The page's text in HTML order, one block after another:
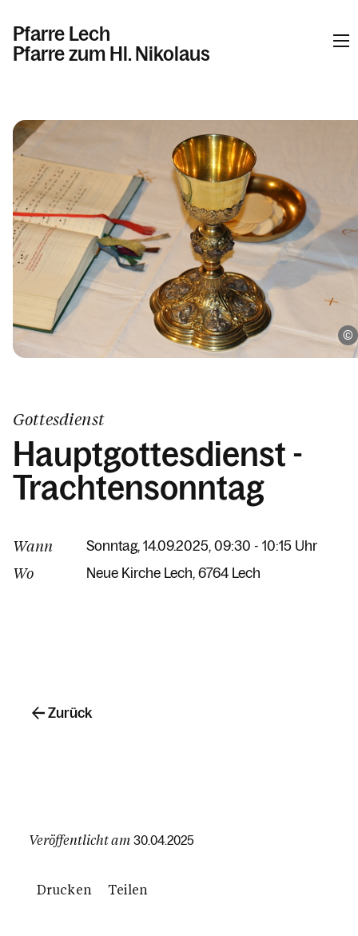
Pfarre Lech
Pfarre zum Hl. Nikolaus
Kalender
Personen
Kontakt
Gottesdienst
Hauptgottesdienst -
Trachtensonntag
Wann Sonntag, 14.09.2025, 09:30 - 10:15 Uhr
Wo Neue Kirche Lech 6764 Lech
Veröffentlicht am 30.04.2025
Drucken Teilen
Zurück